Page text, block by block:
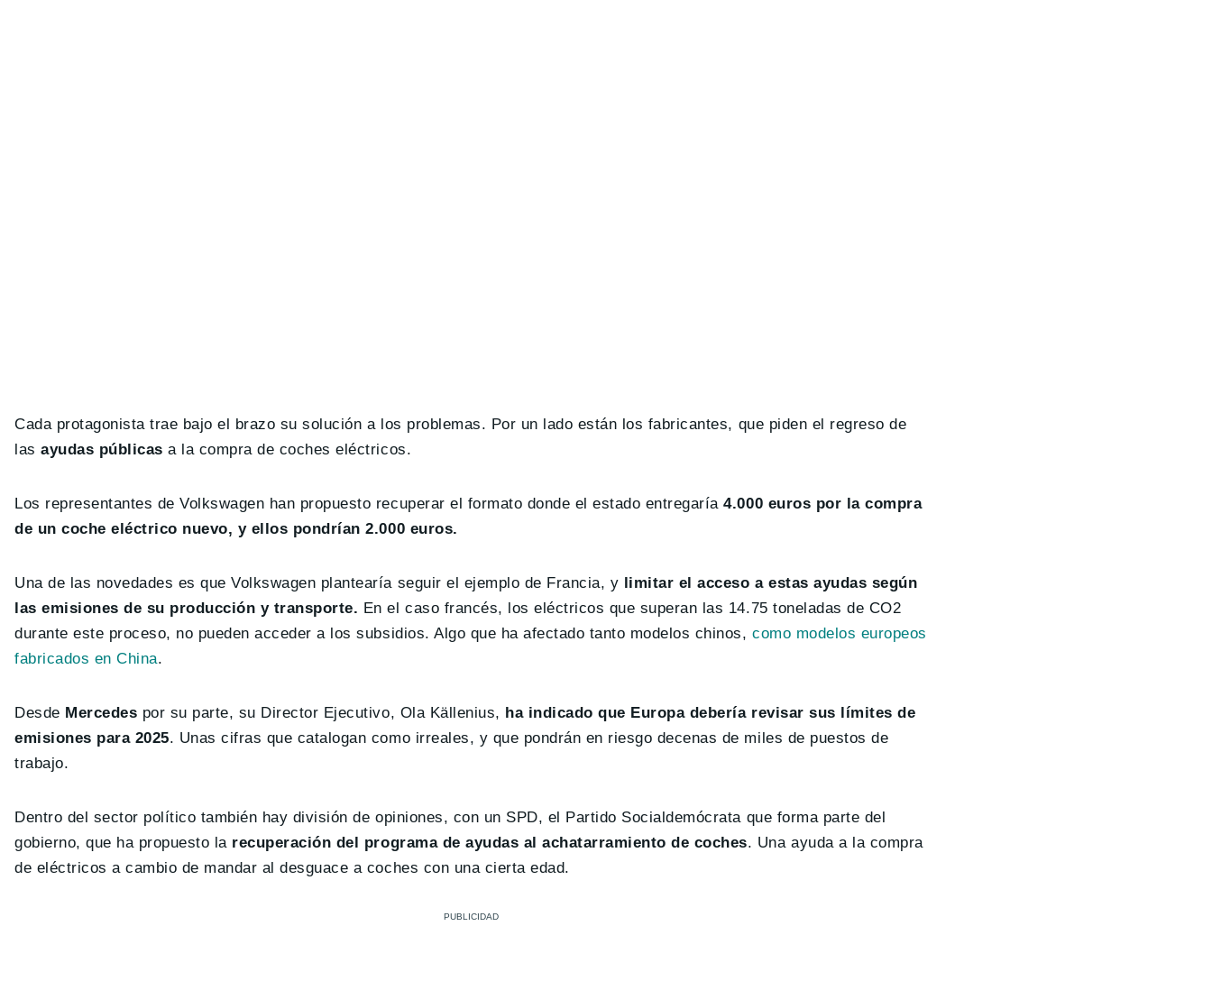
Cada protagonista trae bajo el brazo su solución a los problemas. Por un lado están los fabricantes, que piden el regreso de
las ayudas públicas a la compra de coches eléctricos.
Los representantes de Volkswagen han propuesto recuperar el formato donde el estado entregaría4.000 euros por la compra
de un coche eléctrico nuevo, y ellos pondrían 2.000 euros.
Una de las novedades es que Volkswagen plantearía seguir el ejemplo de Francia, y
limitar el acceso a estas ayudas según
las emisiones de su producción y transporte. En el caso francés, los eléctricos que superan las 14.75 toneladas de CO2
durante este proceso, no pueden acceder a los subsidios. Algo que ha afectado tanto modelos chinos,como modelos europeos
fabricados en China.
Desde Mercedes por su parte, su Director Ejecutivo, Ola Källenius, ha indicado que Europa debería revisar sus límites de
emisiones para 2025. Unas cifras que catalogan como irreales, y que pondrán en riesgo decenas de miles de puestos de
trabajo.
Dentro del sector político también hay división de opiniones, con un SPD, el Partido Socialdemócrata que forma parte del
gobierno, que ha propuesto la recuperación del programa de ayudas al achatarramiento de coches. Una ayuda a la compra
de eléctricos a cambio de mandar al desguace a coches con una cierta edad.